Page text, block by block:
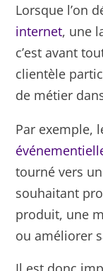
Lorsque l’on
internet, une
c’est avant
clientèle
de métier
Par exemple,
tourné vers
souhaitant
produit, une
ou améliorer